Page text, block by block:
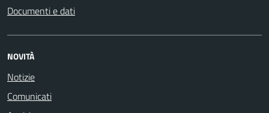
Documenti e dati
NOVITÀ
Notizie
Comunicati